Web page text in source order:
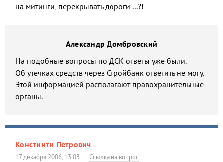
на митинги, перекрывать дороги ...?!
Александр Домбровский
На подобные вопросы по ДСК ответы уже были.
Об утечках средств через Стройбанк ответить не могу.
Этой информацией располагают правохранительные
органы.
Констинтн Петрович
17 декабря 2006, 13:03 Ссылка на вопрос